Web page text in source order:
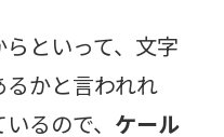
らといって、文字
かと言われれ
るので、 ケール